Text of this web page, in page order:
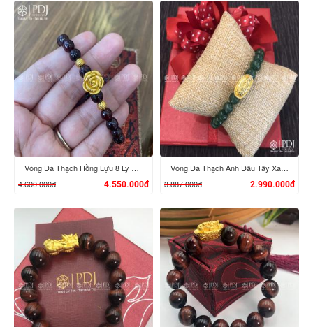
XEM CHI TIẾT
Vòng Đá Thạch Hồng Lựu 8 Ly Mix Charm Hoa Hồng, Bi vàng 24K
4.600.000đ
4.550.000đ
XEM CHI TIẾT
Vòng Đá Thạch Anh Dâu Tây Xanh 8 Ly Charm Tỳ Hưu Cưỡi Đĩnh Vàng 24K
3.887.000đ
2.990.000đ